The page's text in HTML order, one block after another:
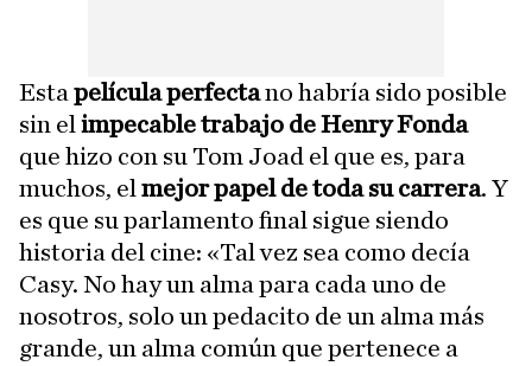
Esta película perfectano habría sido posible
sin el impecable trabajo de Henry Fonda
que hizo con su Tom Joad el que es, para
muchos, el mejor papel de toda su carrera. Y
es que su parlamento final sigue siendo
historia del cine: «Tal vez sea como decía
Casy. No hay un alma para cada uno de
nosotros, solo un pedacito de un alma más
grande, un alma común que pertenece a